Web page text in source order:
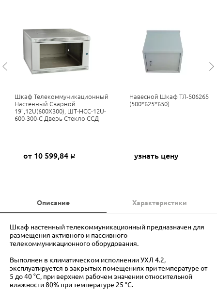
Шкаф Телекоммуникационный
Настенный Сварной
19”,12U(600X300), ШТ-НСС-12U-
600-300-С Дверь Стекло ССД
от 10 599,84 Р
Навесной Шкаф ТЛ-506265
(500*625*650)
узнать цену
Описание Характеристики
Шкаф настенный телекоммуникационный предназначен для
размещения активного и пассивного
телекоммуникационного оборудования.
Выполнен в климатическом исполнении УХЛ 4.2,
эксплуатируется в закрытых помещениях при температуре от
5 до 40 °С, при верхнем рабочем значении относительной
влажности 80% при температуре 25 °С.